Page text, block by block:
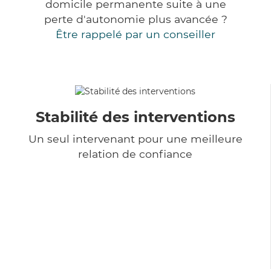
domicile permanente suite à une
perte d'autonomie plus avancée ?
Être rappelé par un conseiller
Stabilité des interventions
Un seul intervenant pour une meilleure
relation de confiance